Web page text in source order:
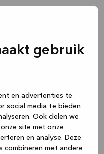
gebruik
en advertenties te
social media te bieden
Ook delen we
site met onze
en analyse. Deze
combineren met andere